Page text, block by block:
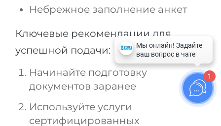
Небрежное заполнение анкет
Ключевые рекомендации для
успешной подачи:
Начинайте подготовку
документов заранее
Используйте услуги
сертифицированных
1